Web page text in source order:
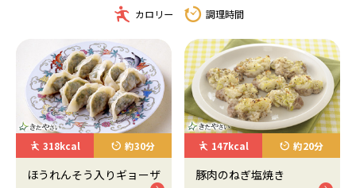
カロリー 調理時間
318kcal 約30分
ほうれんそう入りギョーザ
147kcal 約20分
豚肉のねぎ塩焼き